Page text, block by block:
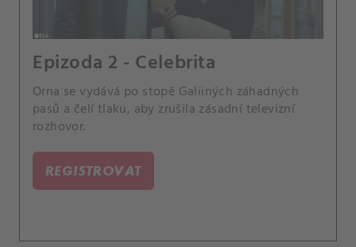
Epizoda 2 - Celebrita
Orna se vydává po stopě Galiiných záhadných
pasů a čelí tlaku, aby zrušila zásadní televizní
rozhovor.
REGISTROVAT